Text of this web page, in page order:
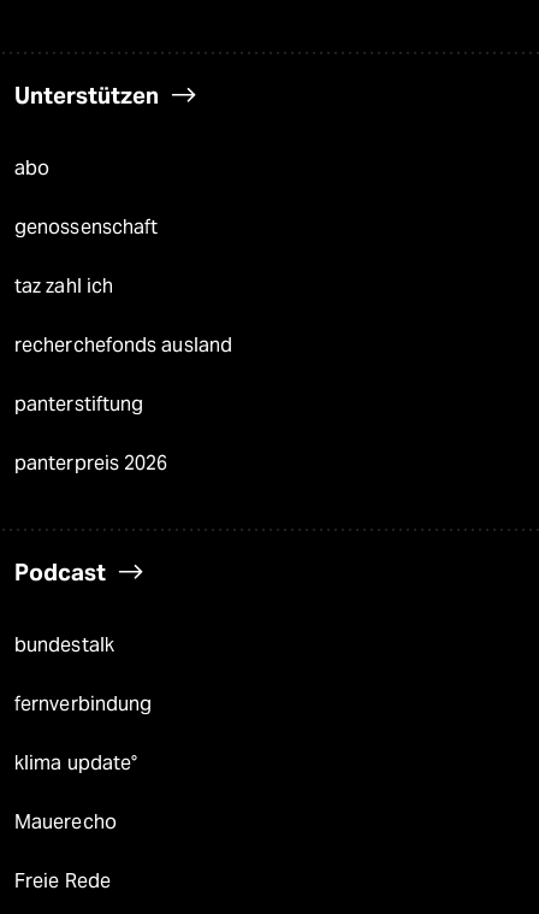
Unterstützen
abo
genossenschaft
taz zahl ich
recherchefonds ausland
panterstiftung
panterpreis 2026
Podcast
bundestalk
fernverbindung
klima update°
Mauerecho
Freie Rede